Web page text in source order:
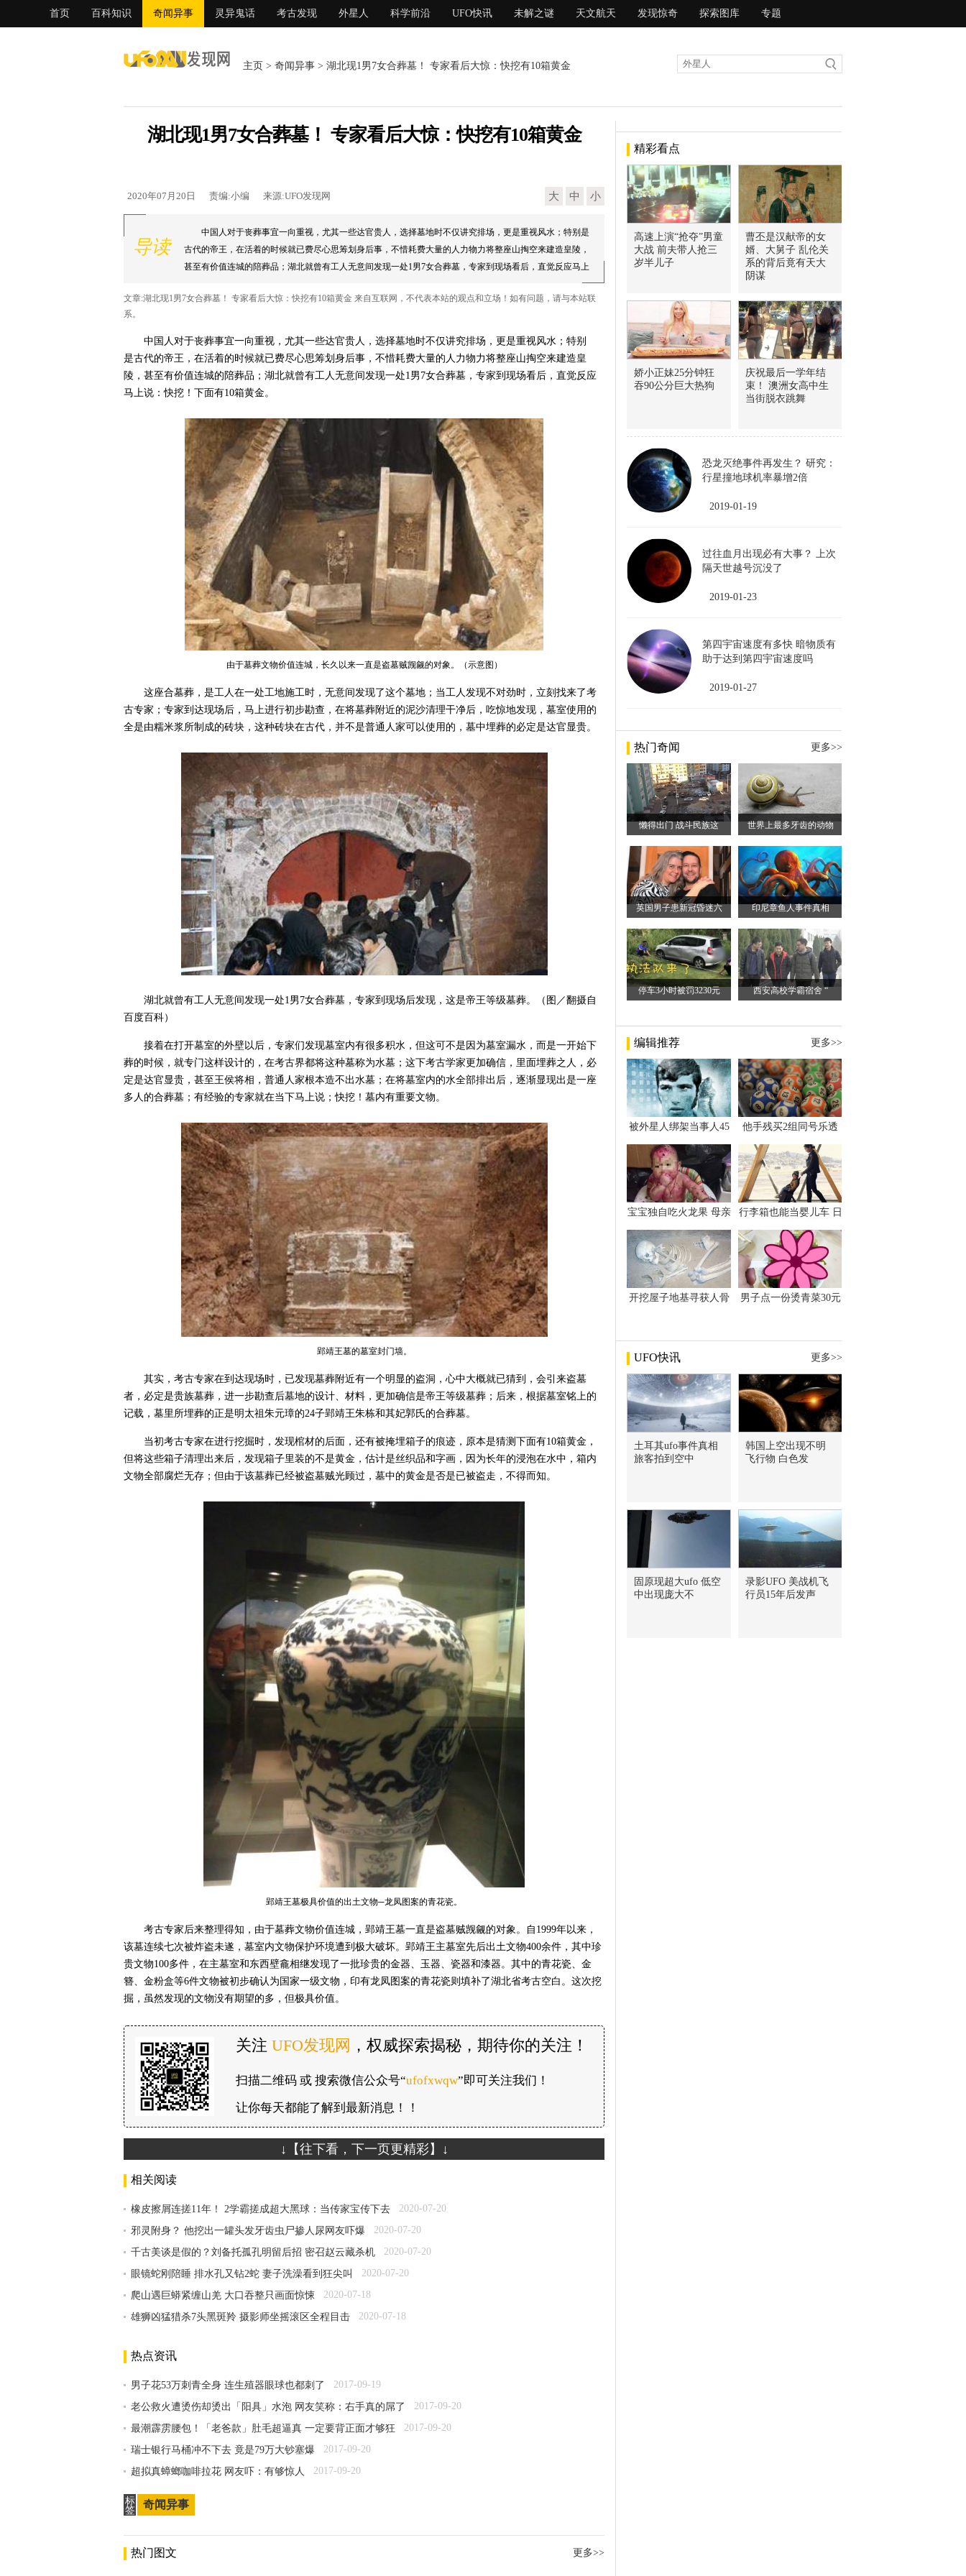
首页 百科知识 奇闻异事 灵异鬼话 考古发现 外星人 科学前沿 UFO快讯 未解之谜 天文航天 发现惊奇 探索图库 专题
主页 > 奇闻异事 > 湖北现1男7女合葬墓！ 专家看后大惊：快挖有10箱黄金
湖北现1男7女合葬墓！ 专家看后大惊：快挖有10箱黄金
2020年07月20日 责编:小编 来源:UFO发现网 大 中 小
导读
中国人对于丧葬事宜一向重视，尤其一些达官贵人，选择墓地时不仅讲究排场，更是重视风水；特别是
古代的帝王，在活着的时候就已费尽心思筹划身后事，不惜耗费大量的人力物力将整座山掏空来建造皇陵，
甚至有价值连城的陪葬品；湖北就曾有工人无意间发现一处1男7女合葬墓，专家到现场看后，直觉反应马上
文章:湖北现1男7女合葬墓！ 专家看后大惊：快挖有10箱黄金 来自互联网，不代表本站的观点和立场！如有问题，请与本站联
系。
中国人对于丧葬事宜一向重视，尤其一些达官贵人，选择墓地时不仅讲究排场，更是重视风水；特别
是古代的帝王，在活着的时候就已费尽心思筹划身后事，不惜耗费大量的人力物力将整座山掏空来建造皇
陵，甚至有价值连城的陪葬品；湖北就曾有工人无意间发现一处1男7女合葬墓，专家到现场看后，直觉反应
马上说：快挖！下面有10箱黄金。
由于墓葬文物价值连城，长久以来一直是盗墓贼觊觎的对象。（示意图）
这座合墓葬，是工人在一处工地施工时，无意间发现了这个墓地；当工人发现不对劲时，立刻找来了考
古专家；专家到达现场后，马上进行初步勘查，在将墓葬附近的泥沙清理干净后，吃惊地发现，墓室使用的
全是由糯米浆所制成的砖块，这种砖块在古代，并不是普通人家可以使用的，墓中埋葬的必定是达官显贵。
湖北就曾有工人无意间发现一处1男7女合葬墓，专家到现场后发现，这是帝王等级墓葬。（图／翻摄自
百度百科）
接着在打开墓室的外壁以后，专家们发现墓室内有很多积水，但这可不是因为墓室漏水，而是一开始下
葬的时候，就专门这样设计的，在考古界都将这种墓称为水墓；这下考古学家更加确信，里面埋葬之人，必
定是达官显贵，甚至王侯将相，普通人家根本造不出水墓；在将墓室内的水全部排出后，逐渐显现出是一座
多人的合葬墓；有经验的专家就在当下马上说；快挖！墓内有重要文物。
郢靖王墓的墓室封门墙。
其实，考古专家在到达现场时，已发现墓葬附近有一个明显的盗洞，心中大概就已猜到，会引来盗墓
者，必定是贵族墓葬，进一步勘查后墓地的设计、材料，更加确信是帝王等级墓葬；后来，根据墓室铭上的
记载，墓里所埋葬的正是明太祖朱元璋的24子郢靖王朱栋和其妃郭氏的合葬墓。
当初考古专家在进行挖掘时，发现棺材的后面，还有被掩埋箱子的痕迹，原本是猜测下面有10箱黄金，
但将这些箱子清理出来后，发现箱子里装的不是黄金，估计是丝织品和字画，因为长年的浸泡在水中，箱内
文物全部腐烂无存；但由于该墓葬已经被盗墓贼光顾过，墓中的黄金是否是已被盗走，不得而知。
郢靖王墓极具价值的出土文物─龙凤图案的青花瓷。
考古专家后来整理得知，由于墓葬文物价值连城，郢靖王墓一直是盗墓贼觊觎的对象。自1999年以来，
该墓连续七次被炸盗未遂，墓室内文物保护环境遭到极大破坏。郢靖王主墓室先后出土文物400余件，其中珍
贵文物100多件，在主墓室和东西壁龕相继发现了一批珍贵的金器、玉器、瓷器和漆器。其中的青花瓷、金
簪、金粉盒等6件文物被初步确认为国家一级文物，印有龙凤图案的青花瓷则填补了湖北省考古空白。这次挖
掘，虽然发现的文物没有期望的多，但极具价值。
关注 UFO发现网 ，权威探索揭秘，期待你的关注！
扫描二维码 或 搜索微信公众号“ufofxwqw”即可关注我们！
让你每天都能了解到最新消息！！
↓【往下看，下一页更精彩】↓
相关阅读
橡皮擦屑连搓11年！ 2学霸搓成超大黑球：当传家宝传下去 2020-07-20
邪灵附身？ 他挖出一罐头发牙齿虫尸掺人尿网友吓爆 2020-07-20
千古美谈是假的？刘备托孤孔明留后招 密召赵云藏杀机 2020-07-20
眼镜蛇刚陪睡 排水孔又钻2蛇 妻子洗澡看到狂尖叫 2020-07-20
爬山遇巨蟒紧缠山羌 大口吞整只画面惊悚 2020-07-18
雄狮凶猛猎杀7头黑斑羚 摄影师坐摇滚区全程目击 2020-07-18
热点资讯
男子花53万刺青全身 连生殖器眼球也都刺了 2017-09-19
老公救火遭烫伤却烫出「阳具」水泡 网友笑称：右手真的屌了 2017-09-20
最潮霹雳腰包！「老爸款」肚毛超逼真 一定要背正面才够狂 2017-09-20
瑞士银行马桶冲不下去 竟是79万大钞塞爆 2017-09-20
超拟真蟑螂咖啡拉花 网友吓：有够惊人 2017-09-20
标
签
奇闻异事
热门图文 更多>>
精彩看点
高速上演“抢夺”男童
大战 前夫带人抢三
岁半儿子
曹丕是汉献帝的女
婿、大舅子 乱伦关
系的背后竟有天大
阴谋
娇小正妹25分钟狂
吞90公分巨大热狗
庆祝最后一学年结
束！ 澳洲女高中生
当街脱衣跳舞
恐龙灭绝事件再发生？ 研究：
行星撞地球机率暴增2倍
2019-01-19
过往血月出现必有大事？ 上次
隔天世越号沉没了
2019-01-23
第四宇宙速度有多快 暗物质有
助于达到第四宇宙速度吗
2019-01-27
热门奇闻 更多>>
懒得出门 战斗民族这 世界上最多牙齿的动物
英国男子患新冠昏迷六 印尼章鱼人事件真相
停车3小时被罚3230元 西安高校学霸宿舍 “
编辑推荐 更多>>
被外星人绑架当事人45
斯卡古拉事件
他手残买2组同号乐透
万
宝宝独自吃火龙果 母亲
行李箱也能当婴儿车 日
开挖屋子地基寻获人骨
男子点一份烫青菜30元
UFO快讯 更多>>
土耳其ufo事件真相
旅客拍到空中
韩国上空出现不明
飞行物 白色发
固原现超大ufo 低空
中出现庞大不
录影UFO 美战机飞
行员15年后发声